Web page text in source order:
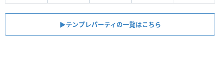
▶︎テンプレパーティの一覧はこちら